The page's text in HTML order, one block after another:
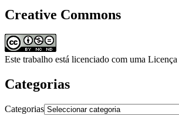
Creative Commons
Este trabalho está licenciado com uma Licença
Categorias
Categorias